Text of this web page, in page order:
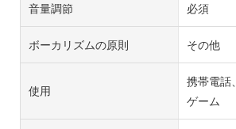
音量調節 必須
ボーカリズムの原則 その他
使用
携帯電話
ゲーム